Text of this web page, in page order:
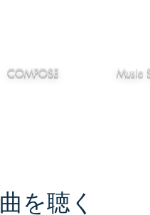
COMPOSE Music
曲を聴く